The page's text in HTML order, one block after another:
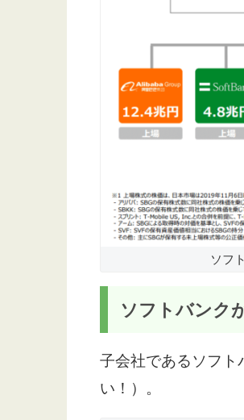
ソフ
ソフトバンク
子会社であるソフト
い！）。